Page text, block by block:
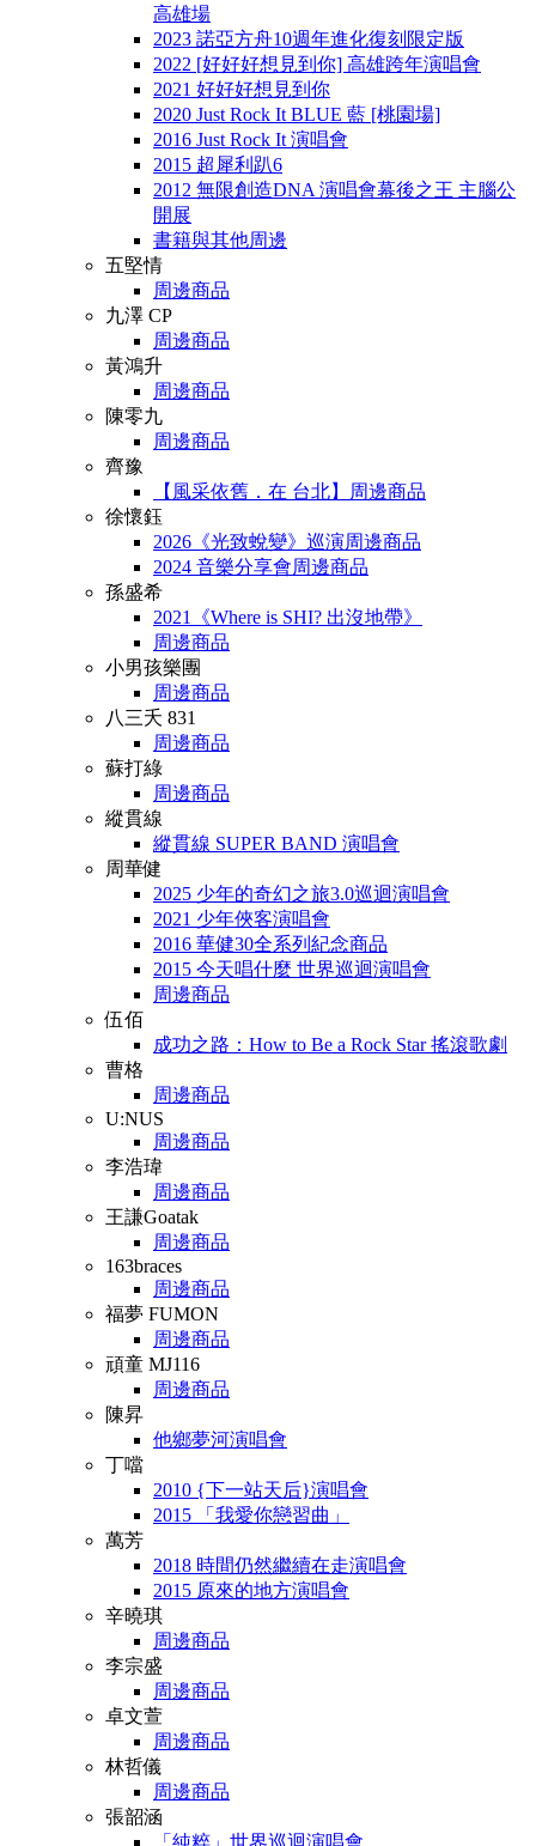
高雄場
2023 諾亞方舟10週年進化復刻限定版
2022 [好好好想見到你] 高雄跨年演唱會
2021 好好好想見到你
2020 Just Rock It BLUE 藍 [桃園場]
2016 Just Rock It 演唱會
2015 超犀利趴6
2012 無限創造DNA 演唱會幕後之王 主腦公
開展
書籍與其他周邊
五堅情
周邊商品
九澤 CP
周邊商品
黃鴻升
周邊商品
陳零九
周邊商品
齊豫
【風采依舊．在 台北】周邊商品
徐懷鈺
2026《光致蛻變》巡演周邊商品
2024 音樂分享會周邊商品
孫盛希
2021《Where is SHI? 出沒地帶》
周邊商品
小男孩樂團
周邊商品
八三夭 831
周邊商品
蘇打綠
周邊商品
縱貫線
縱貫線 SUPER BAND 演唱會
周華健
2025 少年的奇幻之旅3.0巡迴演唱會
2021 少年俠客演唱會
2016 華健30全系列紀念商品
2015 今天唱什麼 世界巡迴演唱會
周邊商品
伍佰
成功之路：How to Be a Rock Star 搖滾歌劇
曹格
周邊商品
U:NUS
周邊商品
李浩瑋
周邊商品
王謙Goatak
周邊商品
163braces
周邊商品
福夢 FUMON
周邊商品
頑童 MJ116
周邊商品
陳昇
他鄉夢河演唱會
丁噹
2010 {下一站天后}演唱會
2015 「我愛你戀習曲」
萬芳
2018 時間仍然繼續在走演唱會
2015 原來的地方演唱會
辛曉琪
周邊商品
李宗盛
周邊商品
卓文萱
周邊商品
林哲儀
周邊商品
張韶涵
「純粹」世界巡迴演唱會